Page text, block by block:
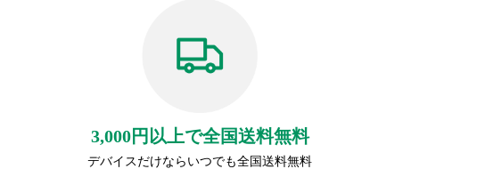
3,000円以上で全国送料無料
デバイスだけならいつでも全国送料無料